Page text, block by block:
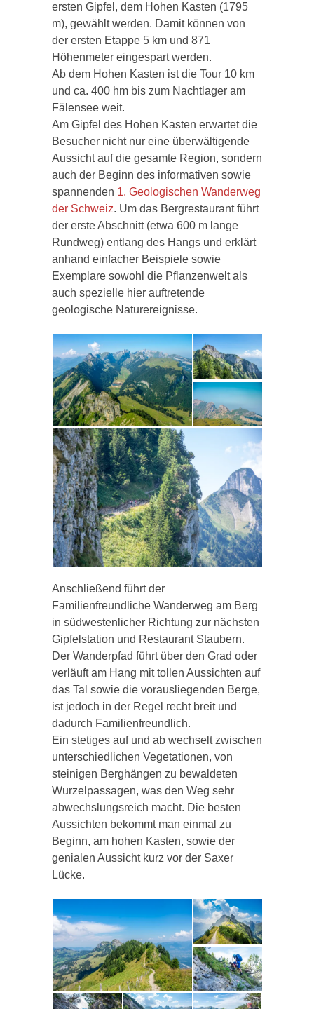
ersten Gipfel, dem Hohen Kasten (1795
m), gewählt werden. Damit können von
der ersten Etappe 5 km und 871
Höhenmeter eingespart werden.
Ab dem Hohen Kasten ist die Tour 10 km
und ca. 400 hm bis zum Nachtlager am
Fälensee weit.
Am Gipfel des Hohen Kasten erwartet die
Besucher nicht nur eine überwältigende
Aussicht auf die gesamte Region, sondern
auch der Beginn des informativen sowie
spannenden 1. Geologischen Wanderweg
der Schweiz. Um das Bergrestaurant führt
der erste Abschnitt (etwa 600 m lange
Rundweg) entlang des Hangs und erklärt
anhand einfacher Beispiele sowie
Exemplare sowohl die Pflanzenwelt als
auch spezielle hier auftretende
geologische Naturereignisse.
Anschließend führt der
Familienfreundliche Wanderweg am Berg
in südwestenlicher Richtung zur nächsten
Gipfelstation und Restaurant Staubern.
Der Wanderpfad führt über den Grad oder
verläuft am Hang mit tollen Aussichten auf
das Tal sowie die vorausliegenden Berge,
ist jedoch in der Regel recht breit und
dadurch Familienfreundlich.
Ein stetiges auf und ab wechselt zwischen
unterschiedlichen Vegetationen, von
steinigen Berghängen zu bewaldeten
Wurzelpassagen, was den Weg sehr
abwechslungsreich macht. Die besten
Aussichten bekommt man einmal zu
Beginn, am hohen Kasten, sowie der
genialen Aussicht kurz vor der Saxer
Lücke.